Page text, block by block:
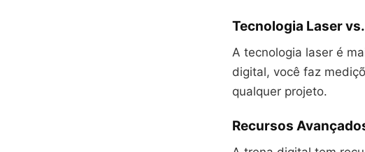
Tecnologia Laser
A tecnologia laser é
digital, você faz
qualquer projeto.
Recursos